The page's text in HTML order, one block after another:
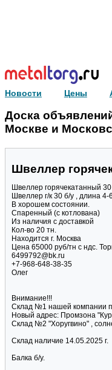
Новости Цены
Доска
Москве и
Швеллер
Швеллер горячекатанный
Швеллер г/к 30 б/у , длина 4-
В хорошем состоянии.
Спаренный (с котлована)
Из наличия с доставкой
Кол-во 20 тн.
Находится г. Москва
Цена 65000 руб/тн с ндс.
6499792@bk.ru
+7-968-648-38-35
Олег
Внимание!!!
Склад №1 нашей компании
Новый адрес: Промзона
Склад №2 "Хоругвино" ,
Склад наличие 14.05.2025 г.
Балка б/у.